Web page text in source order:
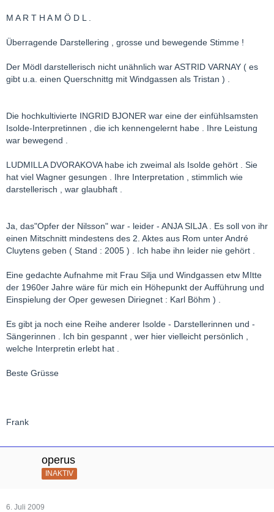
M A R T H A M Ö D L .
Überragende Darstellering , grosse und bewegende Stimme !
Der Mödl darstellerisch nicht unähnlich war ASTRID VARNAY ( es
gibt u.a. einen Querschnittg mit Windgassen als Tristan ) .
Die hochkultivierte INGRID BJONER war eine der einfühlsamsten
Isolde-Interpretinnen , die ich kennengelernt habe . Ihre Leistung
war bewegend .
LUDMILLA DVORAKOVA habe ich zweimal als Isolde gehört . Sie
hat viel Wagner gesungen . Ihre Interpretation , stimmlich wie
darstellerisch , war glaubhaft .
Ja, das"Opfer der Nilsson" war - leider - ANJA SILJA . Es soll von ihr
einen Mitschnitt mindestens des 2. Aktes aus Rom unter André
Cluytens geben ( Stand : 2005 ) . Ich habe ihn leider nie gehört .
Eine gedachte Aufnahme mit Frau Silja und Windgassen etw MItte
der 1960er Jahre wäre für mich ein Höhepunkt der Aufführung und
Einspielung der Oper gewesen Diriegnet : Karl Böhm ) .
Es gibt ja noch eine Reihe anderer Isolde - Darstellerinnen und -
Sängerinnen . Ich bin gespannt , wer hier vielleicht persönlich ,
welche Interpretin erlebt hat .
Beste Grüsse
Frank
operus
INAKTIV
6. Juli 2009